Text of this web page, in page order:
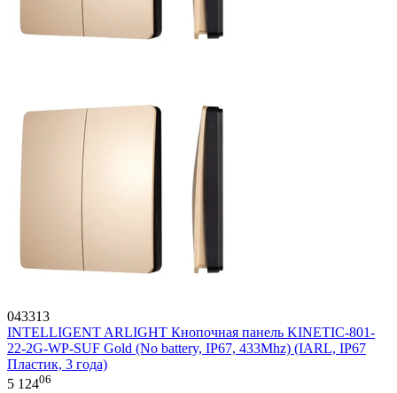
043313
INTELLIGENT ARLIGHT Кнопочная панель KINETIC-801-
22-2G-WP-SUF Gold (No battery, IP67, 433Mhz) (IARL, IP67
Пластик, 3 года)
5 12406